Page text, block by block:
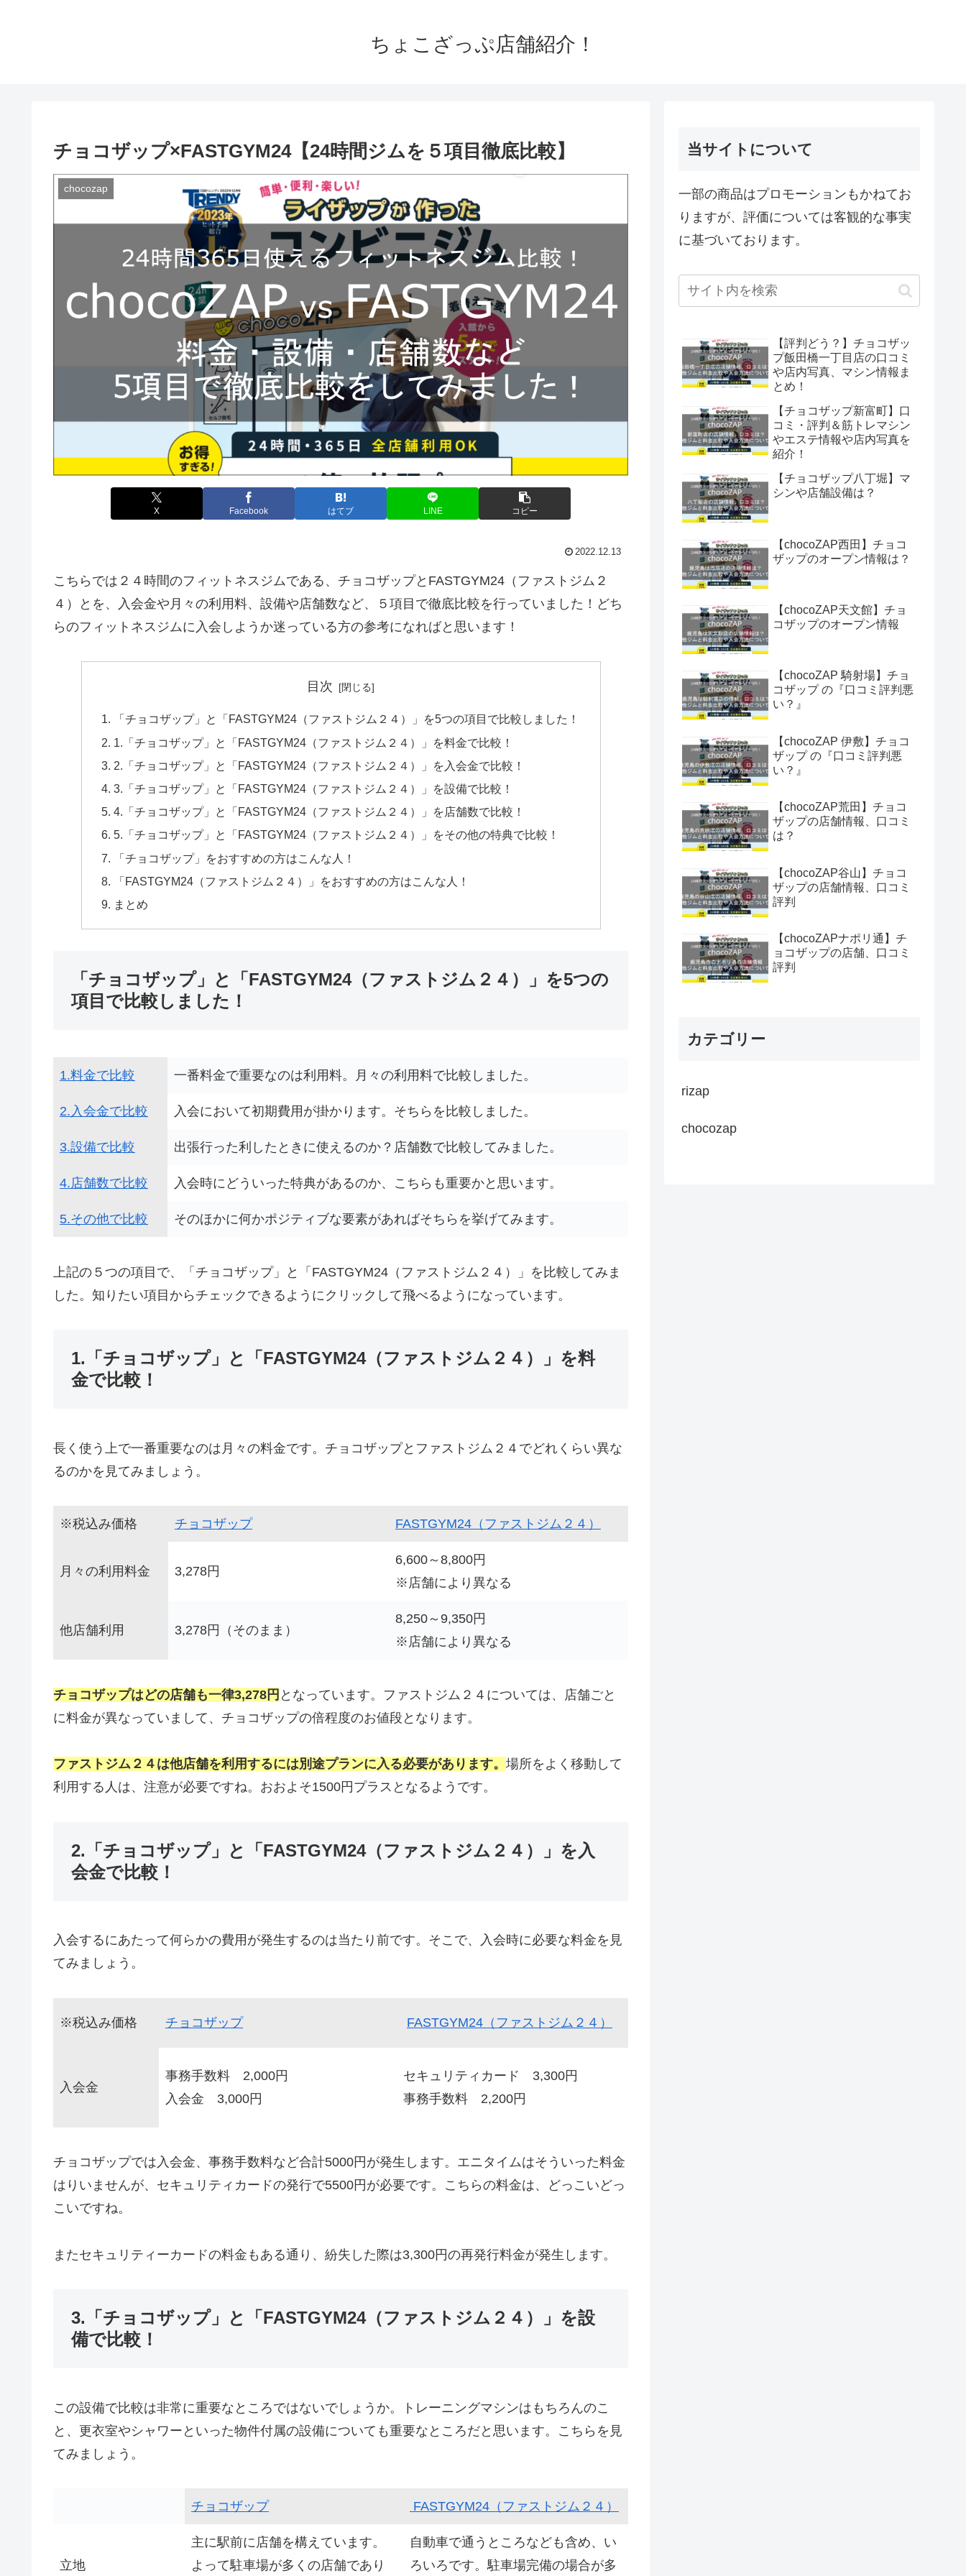
ちょこざっぷ店舗紹介！
チョコザップ×FASTGYM24【24時間ジムを５項目徹底比較】
chocozap
X Facebook はてブ LINE コピー
2022.12.13
こちらでは２４時間のフィットネスジムである、チョコザップとFASTGYM24（ファストジム２
４）とを、入会金や月々の利用料、設備や店舗数など、５項目で徹底比較を行っていました！どち
らのフィットネスジムに入会しようか迷っている方の参考になればと思います！
目次
「チョコザップ」と「FASTGYM24（ファストジム２４）」を5つの項目で比較しました！
1.「チョコザップ」と「FASTGYM24（ファストジム２４）」を料金で比較！
2.「チョコザップ」と「FASTGYM24（ファストジム２４）」を入会金で比較！
3.「チョコザップ」と「FASTGYM24（ファストジム２４）」を設備で比較！
4.「チョコザップ」と「FASTGYM24（ファストジム２４）」を店舗数で比較！
5.「チョコザップ」と「FASTGYM24（ファストジム２４）」をその他の特典で比較！
「チョコザップ」をおすすめの方はこんな人！
「FASTGYM24（ファストジム２４）」をおすすめの方はこんな人！
まとめ
「チョコザップ」と「FASTGYM24（ファストジム２４）」を5つの
項目で比較しました！
1.料金で比較 一番料金で重要なのは利用料。月々の利用料で比較しました。
2.入会金で比較 入会において初期費用が掛かります。そちらを比較しました。
3.設備で比較 出張行った利したときに使えるのか？店舗数で比較してみました。
4.店舗数で比較 入会時にどういった特典があるのか、こちらも重要かと思います。
5.その他で比較 そのほかに何かポジティブな要素があればそちらを挙げてみます。
上記の５つの項目で、「チョコザップ」と「FASTGYM24（ファストジム２４）」を比較してみま
した。知りたい項目からチェックできるようにクリックして飛べるようになっています。
1.「チョコザップ」と「FASTGYM24（ファストジム２４）」を料
金で比較！
長く使う上で一番重要なのは月々の料金です。チョコザップとファストジム２４でどれくらい異な
るのかを見てみましょう。
※税込み価格 チョコザップ FASTGYM24（ファストジム２４）
月々の利用料金 3,278円
6,600～8,800円
※店舗により異なる
他店舗利用 3,278円（そのまま）
8,250～9,350円
※店舗により異なる
チョコザップはどの店舗も一律3,278円 となっています。ファストジム２４については、店舗ごと
に料金が異なっていまして、チョコザップの倍程度のお値段となります。
ファストジム２４は他店舗を利用するには別途プランに入る必要があります。 場所をよく移動して
利用する人は、注意が必要ですね。おおよそ1500円プラスとなるようです。
2.「チョコザップ」と「FASTGYM24（ファストジム２４）」を入
会金で比較！
入会するにあたって何らかの費用が発生するのは当たり前です。そこで、入会時に必要な料金を見
てみましょう。
※税込み価格 チョコザップ FASTGYM24（ファストジム２４）
入会金
事務手数料 2,000円
入会金 3,000円
セキュリティカード 3,300円
事務手数料 2,200円
チョコザップでは入会金、事務手数料など合計5000円が発生します。エニタイムはそういった料金
はりいませんが、セキュリティカードの発行で5500円が必要です。こちらの料金は、どっこいどっ
こいですね。
またセキュリティーカードの料金もある通り、紛失した際は3,300円の再発行料金が発生します。
3.「チョコザップ」と「FASTGYM24（ファストジム２４）」を設
備で比較！
この設備で比較は非常に重要なところではないでしょうか。トレーニングマシンはもちろんのこ
と、更衣室やシャワーといった物件付属の設備についても重要なところだと思います。こちらを見
てみましょう。
チョコザップ FASTGYM24（ファストジム２４）
立地
主に駅前に店舗を構えています。
よって駐車場が多くの店舗であり
自動車で通うところなども含め、い
ろいろです。駐車場完備の場合が多
当サイトについて
一部の商品はプロモーションもかねてお
りますが、評価については客観的な事実
に基づいております。
【評判どう？】チョコザッ
プ飯田橋一丁目店の口コミ
や店内写真、マシン情報ま
とめ！
【チョコザップ新富町】口
コミ・評判＆筋トレマシン
やエステ情報や店内写真を
紹介！
【チョコザップ八丁堀】マ
シンや店舗設備は？
【chocoZAP西田】チョコ
ザップのオープン情報は？
【chocoZAP天文館】チョ
コザップのオープン情報
【chocoZAP 騎射場】チョ
コザップ の『口コミ評判悪
い？』
【chocoZAP 伊敷】チョコ
ザップ の『口コミ評判悪
い？』
【chocoZAP荒田】チョコ
ザップの店舗情報、口コミ
は？
【chocoZAP谷山】チョコ
ザップの店舗情報、口コミ
評判
【chocoZAPナポリ通】チ
ョコザップの店舗、口コミ
評判
カテゴリー
rizap
chocozap